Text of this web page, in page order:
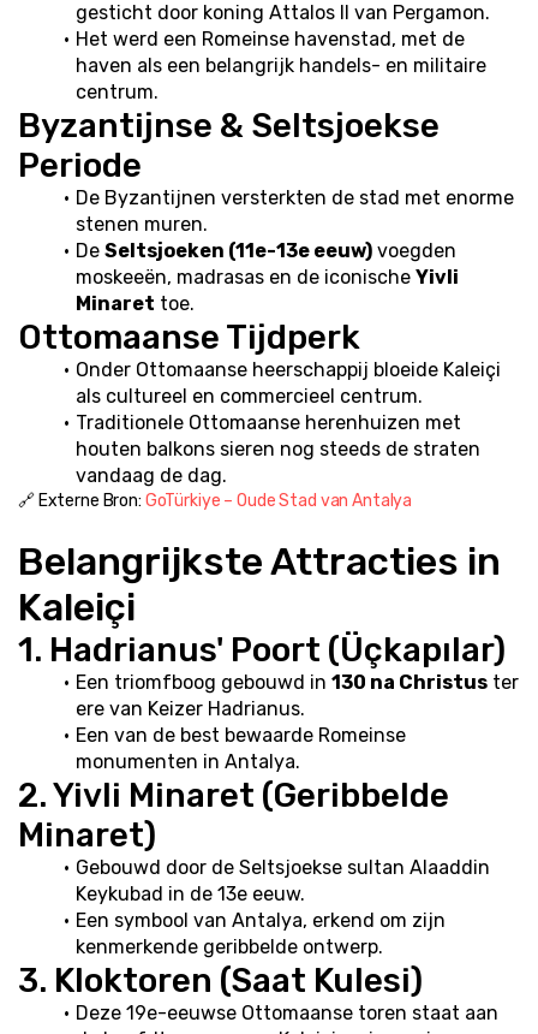
gesticht door koning Attalos II van Pergamon.
Het werd een Romeinse havenstad, met de
haven als een belangrijk handels- en militaire
centrum.
Byzantijnse & Seltsjoekse
Periode
De Byzantijnen versterkten de stad met enorme
stenen muren.
De Seltsjoeken (11e-13e eeuw) voegden
moskeeën, madrasas en de iconische Yivli
Minaret toe.
Ottomaanse Tijdperk
Onder Ottomaanse heerschappij bloeide Kaleiçi
als cultureel en commercieel centrum.
Traditionele Ottomaanse herenhuizen met
houten balkons sieren nog steeds de straten
vandaag de dag.
🔗 Externe Bron: GoTürkiye – Oude Stad van Antalya
Belangrijkste Attracties in
Kaleiçi
1. Hadrianus' Poort (Üçkapılar)
Een triomfboog gebouwd in 130 na Christus ter
ere van Keizer Hadrianus.
Een van de best bewaarde Romeinse
monumenten in Antalya.
2. Yivli Minaret (Geribbelde
Minaret)
Gebouwd door de Seltsjoekse sultan Alaaddin
Keykubad in de 13e eeuw.
Een symbool van Antalya, erkend om zijn
kenmerkende geribbelde ontwerp.
3. Kloktoren (Saat Kulesi)
Deze 19e-eeuwse Ottomaanse toren staat aan